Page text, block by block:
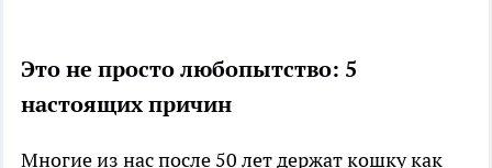
Это не просто любопытство: 5
настоящих причин
Многие из нас после 50 лет держат кошку как